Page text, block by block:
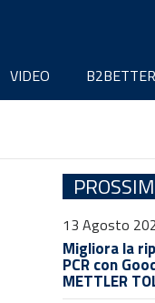
VIDEO B2BETTER
13 Agosto
Migliora la
PCR con
METTLER